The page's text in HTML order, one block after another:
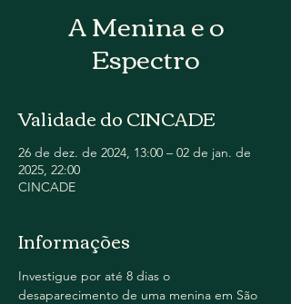
A Menina e o
Espectro
Validade do CINCADE
26 de dez. de 2024, 13:00 – 02 de jan. de
2025, 22:00
CINCADE
Informações
Investigue por até 8 dias o
desaparecimento de uma menina em São